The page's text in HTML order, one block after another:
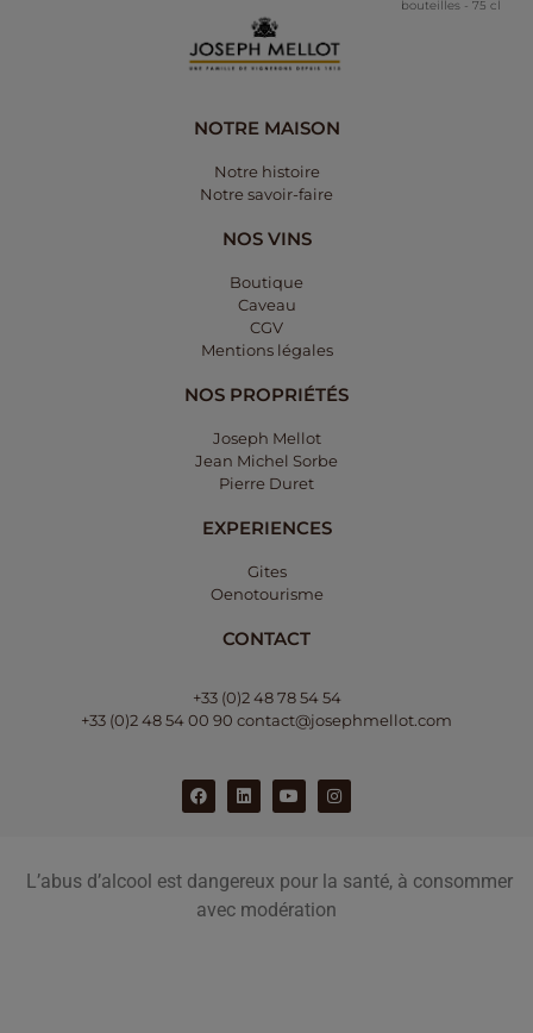
bouteilles - 75 cl
NOTRE MAISON
Notre histoire
Notre savoir-faire
NOS VINS
Boutique
Caveau
CGV
Mentions légales​
NOS PROPRIÉTÉS
Joseph Mellot
Jean Michel Sorbe
Pierre Duret
EXPERIENCES
Gites
Oenotourisme
CONTACT
+33 (0)2 48 78 54 54
+33 (0)2 48 54 00 90 contact@josephmellot.com
L’abus d’alcool est dangereux pour la santé, à consommer
avec modération